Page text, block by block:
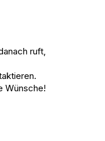
ruft,
Wünsche!